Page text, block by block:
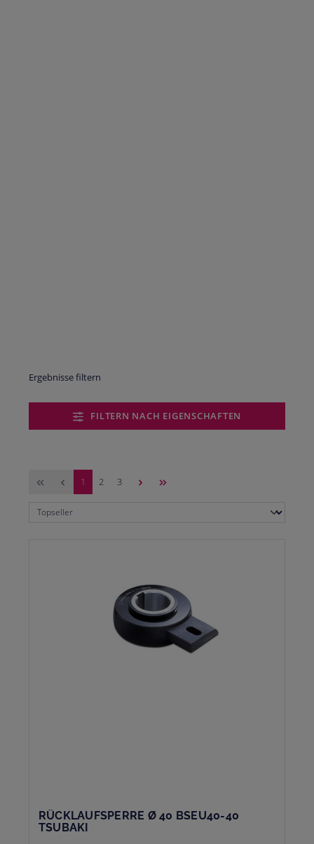
Ergebnisse filtern
FILTERN NACH EIGENSCHAFTEN
Seite
1 Seite
2 Seite
3
RÜCKLAUFSPERRE Ø 40 BSEU40-40
TSUBAKI